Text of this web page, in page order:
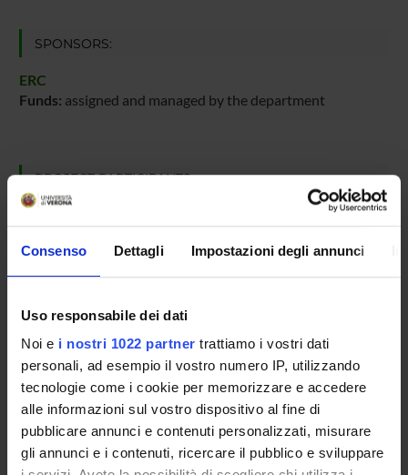
Consenso Dettagli Impostazioni degli annunci
Uso responsabile dei dati
Noi e i nostri 1022 partner trattiamo i vostri dati
personali, ad esempio il vostro numero IP, utilizzando
tecnologie come i cookie per memorizzare e accedere
alle informazioni sul vostro dispositivo al fine di
pubblicare annunci e contenuti personalizzati, misurare
gli annunci e i contenuti, ricercare il pubblico e sviluppare
SPONSORS:
ERC
Funds: assigned and managed by the department
PROJECT PARTICIPANTS
RESEARCH AREAS INVOLVED IN THE PROJECT
Chimica sintetica e materiali
Nanoscience & Nanotechnology (DBT)
Chimica sintetica e materiali
Nanoscience & Nanotechnology (DDSP) (DDSP)
Chimica sintetica e materiali